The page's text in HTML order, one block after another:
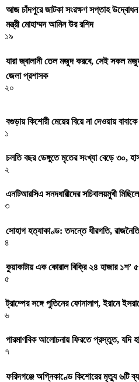
আজ চাঁদপুরে জাটকা সংরক্ষণ সপ্তাহ
মন্ত্রী মোহাম্মদ আমিন উর রশিদ
১৯
যারা জ্বালানী তেল মজুদ করবে, সেই সকল
জেলা প্রশাসক
২০
বগুড়ায় কিশোরী মেয়ের বিয়ে না দেওয়ায়
১
চলতি বছর ডেঙ্গুতে মৃতের সংখ্যা বেড়ে ৩০,
২
এনটিআরসিএ সনদধারীদের সচিবালয়মুখী
৩
সোহাগ হত্যাকাণ্ড: তদন্তে ধীরগতি,
৪
কুয়াকাটায় এক কোরাল বিক্রি ২৪ হাজার ১শ’
৫
ট্রাম্পের সঙ্গে পুতিনের ফোনালাপ, ইরানে
৬
পারমাণবিক আলোচনায় ফিরতে প্রস্তুত, যদি
৭
ফরিদগঞ্জে অগ্নিকাণ্ডে কিশোরের মৃত্যু ৬টি